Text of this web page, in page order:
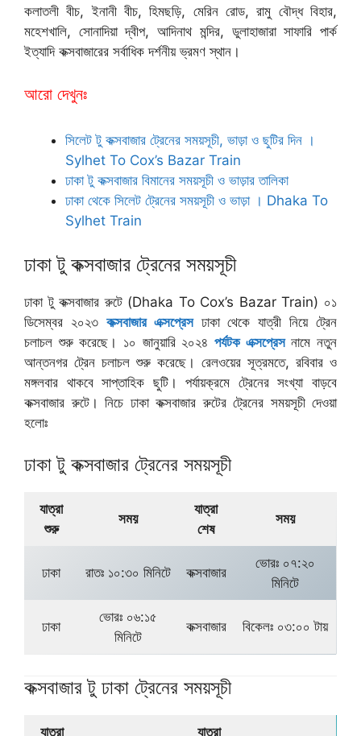
কলাতলী বীচ, ইনানী বীচ, হিমছড়ি, মেরিন রোড, রামু বৌদ্ধ বিহার,
মহেশখালি, সোনাদিয়া দ্বীপ, আদিনাথ মন্দির, ডুলাহাজারা সাফারি পার্ক
ইত্যাদি কক্সবাজারের সর্বাধিক দর্শনীয় ভ্রমণ স্থান।
আরো দেখুনঃ
সিলেট টু কক্সবাজার ট্রেনের সময়সূচী, ভাড়া ও ছুটির দিন ।
Sylhet To Cox’s Bazar Train
ঢাকা টু কক্সবাজার বিমানের সময়সূচী ও ভাড়ার তালিকা
ঢাকা থেকে সিলেট ট্রেনের সময়সূচী ও ভাড়া । Dhaka To
Sylhet Train
ঢাকা টু কক্সবাজার ট্রেনের সময়সূচী
ঢাকা টু কক্সবাজার রুটে (Dhaka To Cox’s Bazar Train) ০১
ডিসেম্বর ২০২৩ কক্সবাজার এক্সপ্রেসঢাকা থেকে যাত্রী নিয়ে ট্রেন
চলাচল শুরু করেছে। ১০ জানুয়ারি ২০২৪ পর্যটক এক্সপ্রেসনামে নতুন
আন্তনগর ট্রেন চলাচল শুরু করেছে। রেলওয়ের সূত্রমতে, রবিবার ও
মঙ্গলবার থাকবে সাপ্তাহিক ছুটি। পর্যায়ক্রমে ট্রেনের সংখ্যা বাড়বে
কক্সবাজার রুটে। নিচে ঢাকা কক্সবাজার রুটের ট্রেনের সময়সূচী দেওয়া
হলোঃ
ঢাকা টু কক্সবাজার ট্রেনের সময়সূচী
যাত্রা
শুরু
সময়
যাত্রা
শেষ
সময়
ঢাকা রাতঃ ১০:৩০ মিনিটে কক্সবাজার
ভোরঃ ০৭:২০
মিনিটে
ঢাকা
ভোরঃ ০৬:১৫
মিনিটে
কক্সবাজার বিকেলঃ ০৩:০০ টায়
কক্সবাজার টু ঢাকা ট্রেনের সময়সূচী
যাত্রা যাত্রা